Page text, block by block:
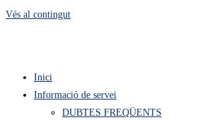
Vés al contingut
Inici
Informació de servei
DUBTES FREQÜENTS